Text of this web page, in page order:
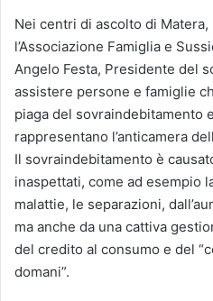
Nei centri di ascolto di
l’Associazione Famiglia e
Angelo Festa, Presidente del
assistere persone e famiglie
piaga del sovraindebitamento
rappresentano l’anticamera
Il sovraindebitamento è
inaspettati, come ad esempio
malattie, le separazioni,
ma anche da una cattiva
del credito al consumo e del
domani”.